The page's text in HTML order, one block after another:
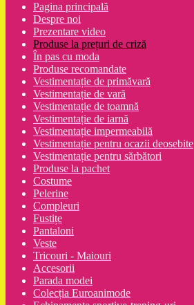
Pagina principală
Despre noi
Prezentare video
Produse la prețuri de criză
În pas cu moda
Produse recomandate
Vestimentație de primăvară
Vestimentație de vară
Vestimentație de toamnă
Vestimentație de iarnă
Vestimentație impermeabilă
Vestimentație pentru ocazii deosebite
Vestimentație pentru sărbători
Produse la pachet
Costume
Pelerine
Compleuri
Fustițe
Pantaloni
Veste
Tricouri - Maiouri
Accesorii
Parada modei
Colecția Euroanimode